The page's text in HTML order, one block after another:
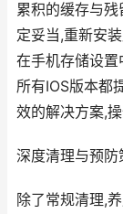
累积的缓存与
定妥当,重新安
在手机存储设
所有IOS版本都
效的解决方案,
深度清理与预防
除了常规清理,